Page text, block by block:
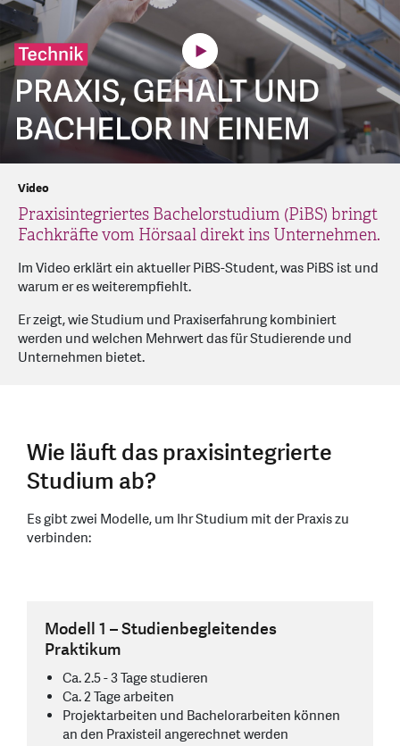
Praxisintegriertes Bachelorstudium (PiBS) bringt
Fachkräfte vom Hörsaal direkt ins Unternehmen.
Video
Im Video erklärt ein aktueller PiBS-Student, was PiBS ist und
warum er es weiterempfiehlt.
Er zeigt, wie Studium und Praxiserfahrung kombiniert
werden und welchen Mehrwert das für Studierende und
Unternehmen bietet.
Wie läuft das praxisintegrierte
Studium ab?
Es gibt zwei Modelle, um Ihr Studium mit der Praxis zu
verbinden:
Modell 1 – Studienbegleitendes
Praktikum
Ca. 2.5 - 3 Tage studieren
Ca. 2 Tage arbeiten
Projektarbeiten und Bachelorarbeiten können
an den Praxisteil angerechnet werden